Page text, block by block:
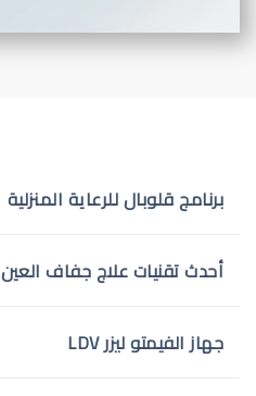
برنامج قلوبال للرعاية المنزلية
أحدث تقنيات علاج جفاف العين
جهاز الفيمتو ليزر LDV